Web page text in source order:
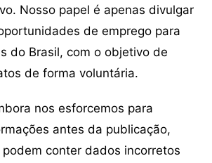
Nosso papel é apenas divulgar
de emprego para
do Brasil, com o objetivo de
de forma voluntária.
nos esforcemos para
antes da publicação,
conter dados incorretos